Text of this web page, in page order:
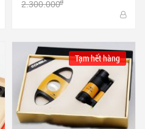
2.300.000
Tạm hết hàng